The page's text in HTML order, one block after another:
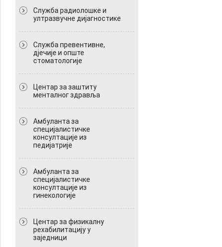
Служба радиолошке и
ултразвучне дијагностике
Служба превентивне,
дјечије и опште
стоматологије
Центар за заштиту
менталног здравља
Амбуланта за
специјалистичке
консултације из
педијатрије
Амбуланта за
специјалистичке
консултације из
гинекологије
Центар за физикалну
рехабилитацију у
заједници